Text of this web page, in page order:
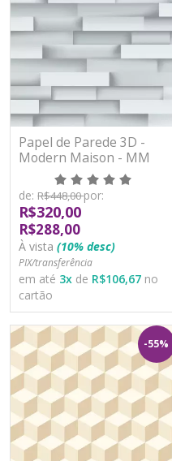
Papel de Parede 3D -
Modern Maison - MM
277401 - TNT
de: R$448,00por:
R$320,00
R$288,00
À vista (10% desc)
PIX/transferência
em até 3x de R$106,67 no
cartão
-55%